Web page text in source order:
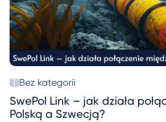
Bez kategorii
SwePol Link – jak działa
Polską a Szwecją?